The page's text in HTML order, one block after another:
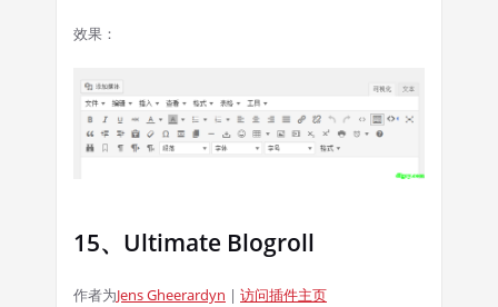
效果：
15、Ultimate Blogroll
作者为Jens Gheerardyn | 访问插件主页